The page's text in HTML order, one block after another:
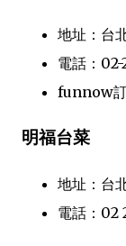
地址：台
電話：02-
funnow
明福台菜
地址：台
電話：02